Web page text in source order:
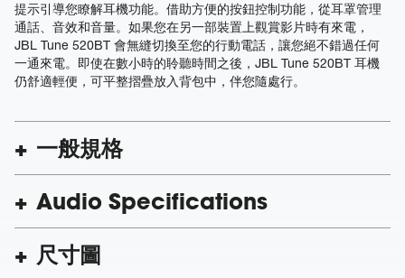
提示引導您瞭解耳機功能。借助方便的按鈕控制功能，從耳罩管理
通話、音效和音量。如果您在另一部裝置上觀賞影片時有來電，
JBL Tune 520BT 會無縫切換至您的行動電話，讓您絕不錯過任何
一通來電。即使在數小時的聆聽時間之後，JBL Tune 520BT 耳機
仍舒適輕便，可平整摺疊放入背包中，伴您隨處行。
一般規格
Audio Specifications
尺寸圖